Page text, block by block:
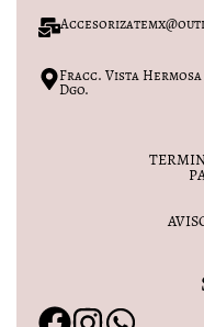
Fracc. Vista
Dgo.